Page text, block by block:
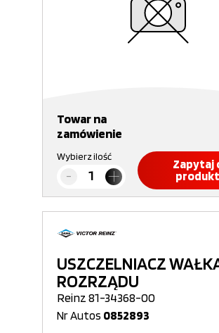
Towar na
zamówienie
Wybierz ilość
Zapytaj
produkt
USZCZELNIACZ
ROZRZĄDU
Reinz 81-34368-00
Nr Autos 0852893